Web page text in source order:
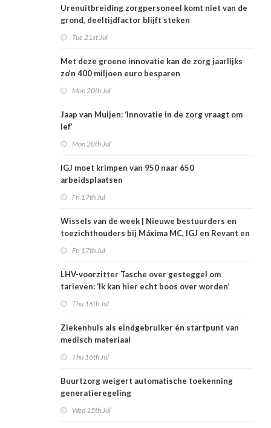
Urenuitbreiding zorgpersoneel komt niet van de
grond, deeltijdfactor blijft steken
Tue 21st Jul
Met deze groene innovatie kan de zorg jaarlijks
zo’n 400 miljoen euro besparen
Mon 20th Jul
Jaap van Muijen: ‘Innovatie in de zorg vraagt om
lef’
Mon 20th Jul
IGJ moet krimpen van 950 naar 650
arbeidsplaatsen
Fri 17th Jul
Wissels van de week | Nieuwe bestuurders en
toezichthouders bij Máxima MC, IGJ en Revant en
Fri 17th Jul
LHV-voorzitter Tasche over gesteggel om
tarieven: ‘Ik kan hier echt boos over worden’
Thu 16th Jul
Ziekenhuis als eindgebruiker én startpunt van
medisch materiaal
Thu 16th Jul
Buurtzorg weigert automatische toekenning
generatieregeling
Wed 15th Jul